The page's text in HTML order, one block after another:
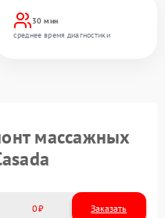
30 мин
среднее время диагностики
массажных
0 Заказать